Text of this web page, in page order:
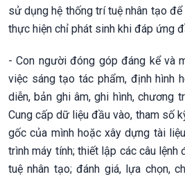
sử dụng hệ thống trí tuệ nhân tạo
thực hiện chỉ phát sinh khi đáp ứng
- Con người đóng góp đáng kể và
việc sáng tạo tác phẩm, định hình
diễn, bản ghi âm, ghi hình, chương
Cung cấp dữ liệu đầu vào, tham số
gốc của mình hoặc xây dựng tài
trình máy tính; thiết lập các câu lệnh
tuệ nhân tạo; đánh giá, lựa chọn,